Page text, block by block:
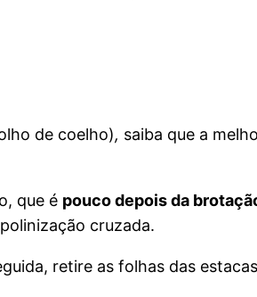
de coelho), saiba que a
que é pouco depois da
cruzada.
retire as folhas das